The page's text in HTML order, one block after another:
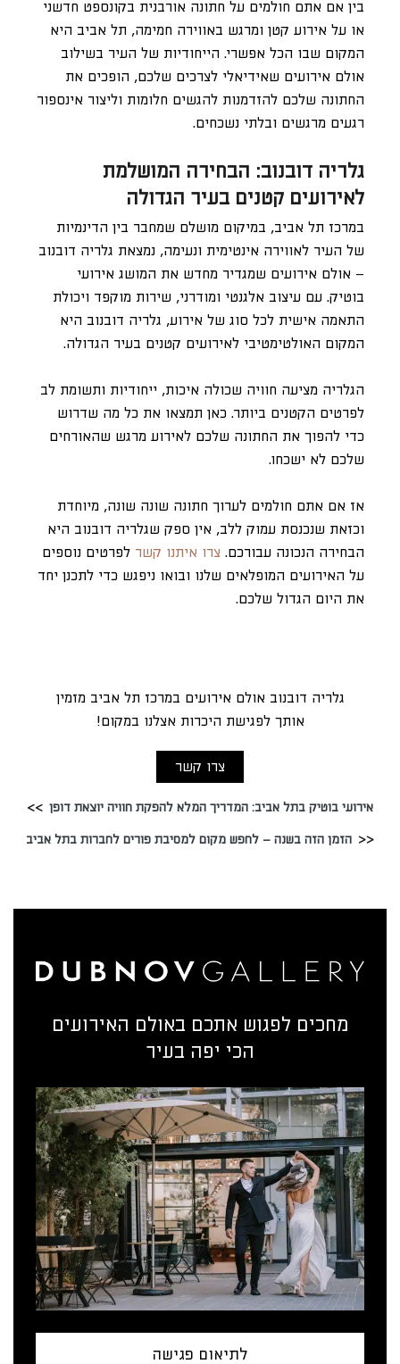
בין אם אתם חולמים על חתונה אורבנית בקונספט חדשני
או על אירוע קטן ומרגש באווירה חמימה, תל אביב היא
המקום שבו הכל אפשרי. הייחודיות של העיר בשילוב
אולם אירועים שאידיאלי לצרכים שלכם, הופכים את
החתונה שלכם להזדמנות להגשים חלומות וליצור אינספור
רגעים מרגשים ובלתי נשכחים.
גלריה דובנוב: הבחירה המושלמת
לאירועים קטנים בעיר הגדולה
במרכז תל אביב, במיקום מושלם שמחבר בין הדינמיות
של העיר לאווירה אינטימית ונעימה, נמצאת גלריה דובנוב
– אולם אירועים שמגדיר מחדש את המושג אירועי
בוטיק. עם עיצוב אלגנטי ומודרני, שירות מוקפד ויכולת
התאמה אישית לכל סוג של אירוע, גלריה דובנוב היא
המקום האולטימטיבי לאירועים קטנים בעיר הגדולה.
הגלריה מציעה חוויה שכולה איכות, ייחודיות ותשומת לב
לפרטים הקטנים ביותר. כאן תמצאו את כל מה שדרוש
כדי להפוך את החתונה שלכם לאירוע מרגש שהאורחים
שלכם לא ישכחו.
אז אם אתם חולמים לערוך חתונה שונה שונה, מיוחדת
וכזאת שנכנסת עמוק ללב, אין ספק שגלריה דובנוב היא
הבחירה הנכונה עבורכם. צרו איתנו קשר לפרטים נוספים
על האירועים המופלאים שלנו ובואו ניפגש כדי לתכנן יחד
את היום הגדול שלכם.
גלריה דובנוב אולם אירועים במרכז תל אביב מזמין
אותך לפגישת היכרות אצלנו במקום!
צרו קשר
אירועי בוטיק בתל אביב: המדריך המלא להפקת חוויה יוצאת דופן
הזמן הזה בשנה – לחפש מקום למסיבת פורים לחברות בתל אביב
מחכים לפגוש אתכם באולם האירועים
הכי יפה בעיר
לתיאום פגישה